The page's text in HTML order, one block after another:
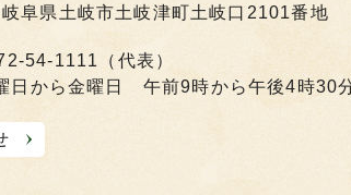
阜県土岐市土岐津町土岐口2101番地
54-1111（代表）
日から金曜日 午前9時から午後4時30